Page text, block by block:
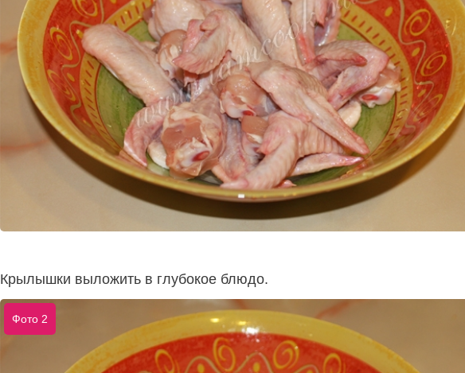
Крылышки выложить в глубокое блюдо.
Фото 2